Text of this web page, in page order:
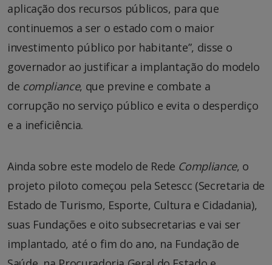
aplicação dos recursos públicos, para que
continuemos a ser o estado com o maior
investimento público por habitante”, disse o
governador ao justificar a implantação do modelo
de compliance, que previne e combate a
corrupção no serviço público e evita o desperdiço
e a ineficiência.
Ainda sobre este modelo de Rede Compliance, o
projeto piloto começou pela Setescc (Secretaria de
Estado de Turismo, Esporte, Cultura e Cidadania),
suas Fundações e oito subsecretarias e vai ser
implantado, até o fim do ano, na Fundação de